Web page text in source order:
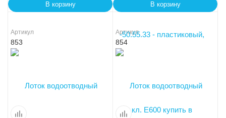
В корзину В корзину
Артикул
853
Артикул
854